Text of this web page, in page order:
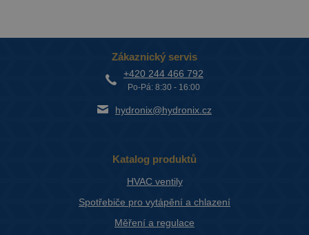
Zákaznický servis
+420 244 466 792
Po-Pá: 8:30 - 16:00
hydronix@hydronix.cz
Katalog produktů
HVAC ventily
Spotřebiče pro vytápění a chlazení
Měření a regulace